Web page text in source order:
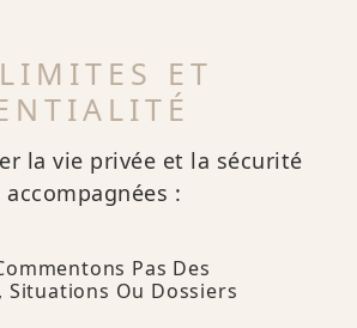
ET
la vie privée et la sécurité
:
Pas Des
Situations Ou Dossiers